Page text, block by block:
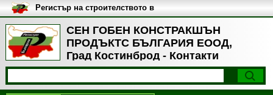
СЕН ГОБЕН КОНСТРАКШЪН
ПРОДЪКТС БЪЛГАРИЯ ЕООД,
Град Костинброд - Контакти
Регистър на строителството в
България